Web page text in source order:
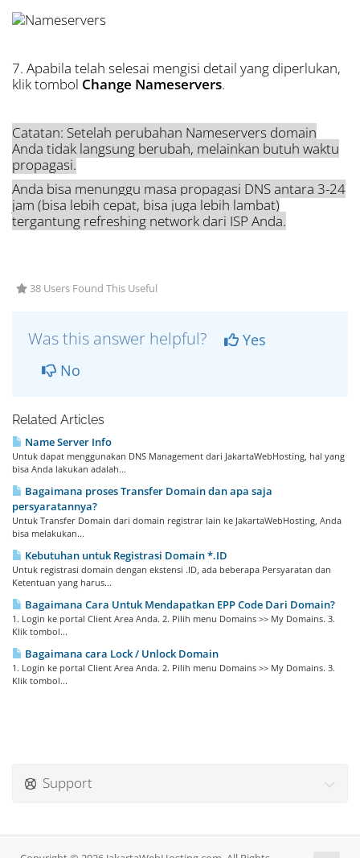
7. Apabila telah selesai mengisi detail yang diperlukan,
klik tombol Change Nameservers.
Catatan: Setelah perubahan Nameservers domain
Anda tidak langsung berubah, melainkan butuh waktu
propagasi.
Anda bisa menunggu masa propagasi DNS antara 3-24
jam (bisa lebih cepat, bisa juga lebih lambat)
tergantung refreshing network dari ISP Anda.
38 Users Found This Useful
Was this answer helpful?
Yes
No
Related Articles
Name Server Info
Untuk dapat menggunakan DNS Management dari JakartaWebHosting, hal yang
bisa Anda lakukan adalah...
Bagaimana proses Transfer Domain dan apa saja
persyaratannya?
Untuk Transfer Domain dari domain registrar lain ke JakartaWebHosting, Anda
bisa melakukan...
Kebutuhan untuk Registrasi Domain *.ID
Untuk registrasi domain dengan ekstensi .ID, ada beberapa Persyaratan dan
Ketentuan yang harus...
Bagaimana Cara Untuk Mendapatkan EPP Code Dari Domain?
1. Login ke portal Client Area Anda. 2. Pilih menu Domains >> My Domains. 3.
Klik tombol...
Bagaimana cara Lock / Unlock Domain
1. Login ke portal Client Area Anda. 2. Pilih menu Domains >> My Domains. 3.
Klik tombol...
Support